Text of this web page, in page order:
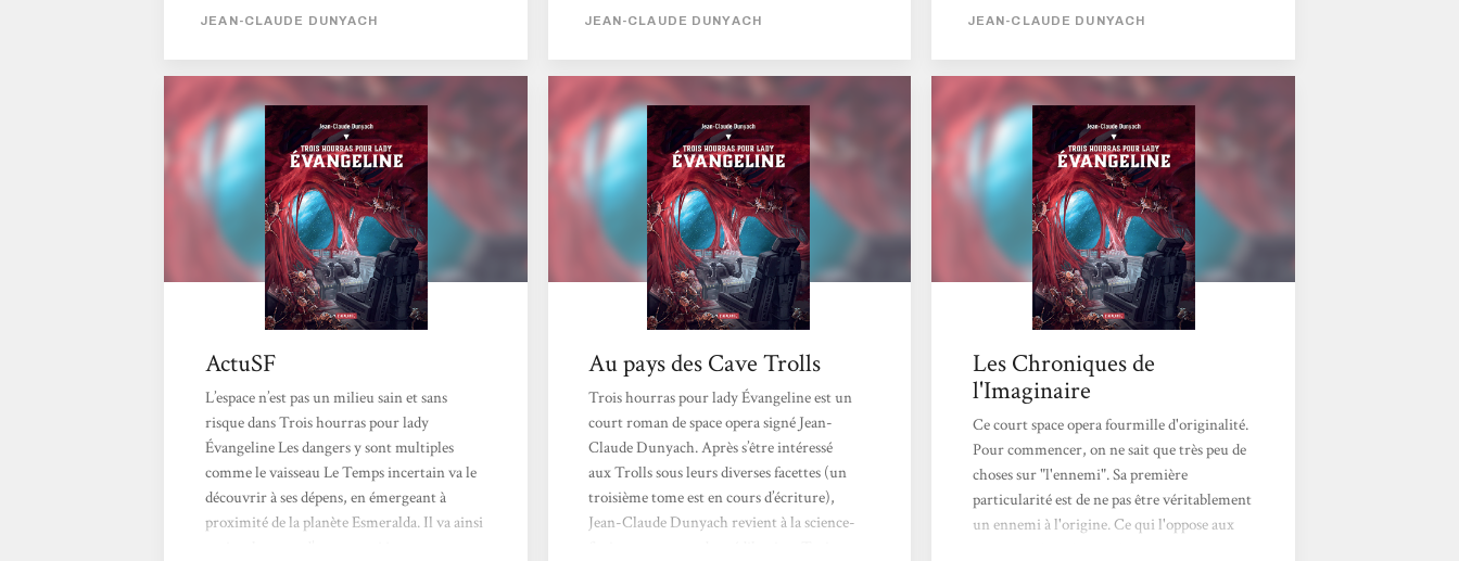
de survie, Évangeline décide de s'intégrer
parmi les insectes pour mieux les diriger.
Alors que sa métamorphose commence, une
menace pour la galaxie rôde. Un nuage
intelligent de microparticules vient de
dévorer une colonie...
JEAN-CLAUDE DUNYACH
faire un roman complet où la principale
préoccupation est de réfléchir sur
l’importance de la communication,
notamment dans le cadre d’un premier
contact avec une race extra-terrestre. Que
peut bien apporter de neuf Jean-Claude
Dunyach sur un thème déjà...
JEAN-CLAUDE DUNYACH
non humaines et son rejet de
l’anthropocentrisme (ce que j’adore !). Le
sujet principal de ce roman est, à mon sens,
celui de la communication. Il se développe
sur plusieurs axes: Évangeline et son...
JEAN-CLAUDE DUNYACH
ActuSF
L’espace n’est pas un milieu sain et sans
risque dans Trois hourras pour lady
Évangeline Les dangers y sont multiples
comme le vaisseau Le Temps incertain va le
découvrir à ses dépens, en émergeant à
proximité de la planète Esmeralda. Il va ainsi
Au pays des Cave Trolls
Trois hourras pour lady Évangeline est un
court roman de space opera signé Jean-
Claude Dunyach. Après s’être intéressé
aux Trolls sous leurs diverses facettes (un
troisième tome est en cours d’écriture),
Jean-Claude Dunyach revient à la science-
Les Chroniques de
l'Imaginaire
Ce court space opera fourmille d'originalité.
Pour commencer, on ne sait que très peu de
choses sur "l'ennemi". Sa première
particularité est de ne pas être véritablement
un ennemi à l'origine. Ce qui l'oppose aux